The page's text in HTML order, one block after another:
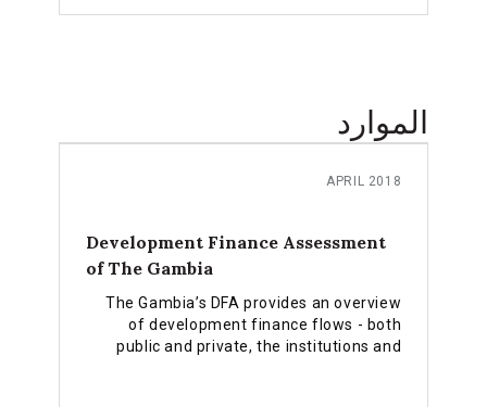
الموارد
APRIL 2018
Development Finance Assessment
of The Gambia
The Gambia’s DFA provides an overview
of development finance flows - both
public and private, the institutions and